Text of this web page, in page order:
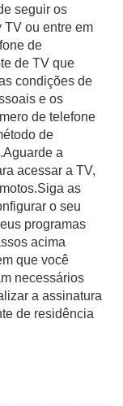
seguir os
TV ou entre em
de
de TV que
condições de
e os
de telefone
de
a
acessar a TV,
as
o seu
programas
acima
que você
necessários
a assinatura
de residência